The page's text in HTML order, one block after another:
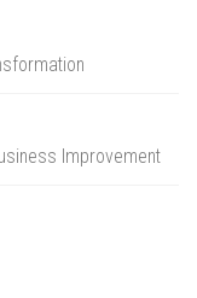
Improvement